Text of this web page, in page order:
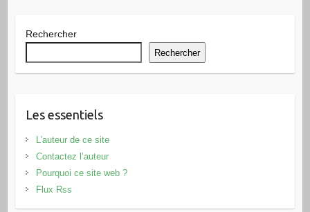
Rechercher
Rechercher
Les essentiels
L’auteur de ce site
Contactez l’auteur
Pourquoi ce site web ?
Flux Rss